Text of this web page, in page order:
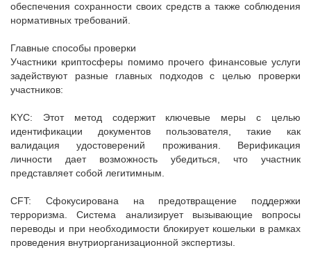
обеспечения сохранности своих средств а также соблюдения
нормативных требований.
Главные способы проверки
Участники криптосферы помимо прочего финансовые услуги
задействуют разные главных подходов с целью проверки
участников:
KYC: Этот метод содержит ключевые меры с целью
идентификации документов пользователя, такие как
валидация удостоверений проживания. Верификация
личности дает возможность убедиться, что участник
представляет собой легитимным.
CFT: Сфокусирована на предотвращение поддержки
терроризма. Система анализирует вызывающие вопросы
переводы и при необходимости блокирует кошельки в рамках
проведения внутриорганизационной экспертизы.